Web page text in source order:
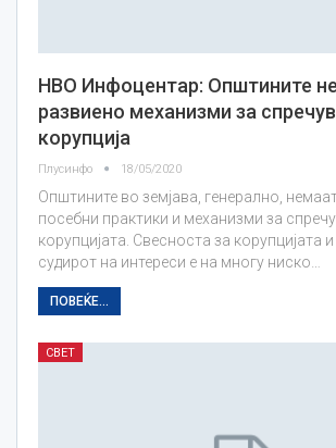
НВО Инфоцентар: Општините
развиено механизми за
корупција
Плусинфо 18/05/2020
Општините во земјава, генерално,
посебни практики и механизми за
корупцијата. Свесноста за корупцијата
судирот на интереси е на многу ниско…
ПОВЕЌЕ...
СВЕТ